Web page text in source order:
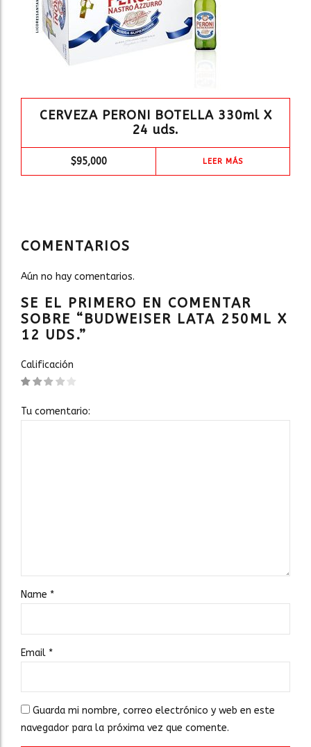
CERVEZA PERONI BOTELLA 330ml X
24 uds.
$95,000 LEER MÁS
COMENTARIOS
Aún no hay comentarios.
SE EL PRIMERO EN COMENTAR
SOBRE “BUDWEISER LATA 250ML X
12 UDS.”
Calificación
Tu comentario:
Name *
Email *
Guarda mi nombre, correo electrónico y web en este
navegador para la próxima vez que comente.